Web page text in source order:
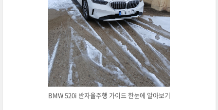
BMW 520i 반자율주행 가이드 한눈에 알아보기